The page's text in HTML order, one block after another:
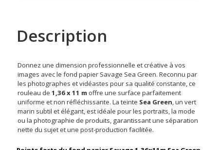
Description
Donnez une dimension professionnelle et créative à vos
images avec le fond papier Savage Sea Green. Reconnu par
les photographes et vidéastes pour sa qualité constante, ce
rouleau de1,36 x 11 m offre une surface parfaitement
uniforme et non réfléchissante. La teinte Sea Green, un vert
marin subtil et élégant, est idéale pour les portraits, la mode
ou la photographie de produits, garantissant une séparation
nette du sujet et une post-production facilitée.